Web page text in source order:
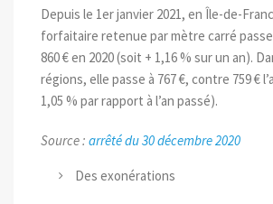
Depuis le 1er janvier 2021, en Île-de-
forfaitaire retenue par mètre carré passe
860 € en 2020 (soit + 1,16 % sur un an).
régions, elle passe à 767 €, contre 759 €
1,05 % par rapport à l’an passé).
Source : arrêté du 30 décembre 2020
Des exonérations